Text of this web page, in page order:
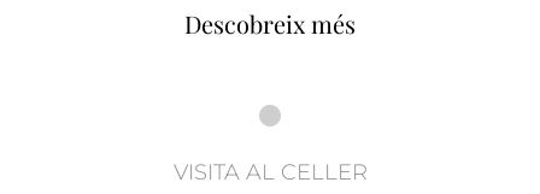
Descobreix més
VISITA AL CELLER